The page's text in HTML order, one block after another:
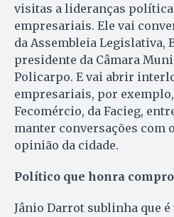
visitas a lideranças
empresariais. Ele vai
da Assembleia Legislativa,
presidente da Câmara
Policarpo. E vai abrir
empresariais, por exemplo,
Fecomércio, da Facieg,
manter conversações com
opinião da cidade.
Político que honra
Jânio Darrot sublinha que é